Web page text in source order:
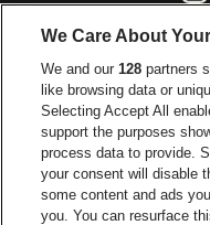
Ga naar
Ga naar
Ga naar
We Care About
We and our128 partners
like browsing data or
Selecting Accept All
support the purposes
process data to provide.
your consent will disable
some content and ads
you. You can resurface